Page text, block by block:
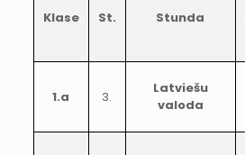
Klase St. Stunda
1.a 3.
Latviešu
valoda